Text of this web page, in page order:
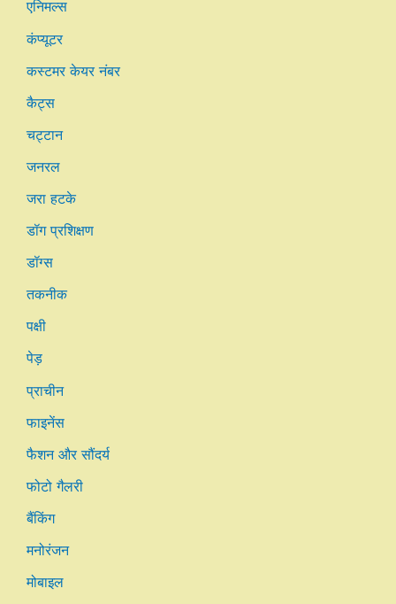
एनिमल्स
कंप्यूटर
कस्टमर केयर नंबर
कैट्स
चट्टान
जनरल
जरा हटके
डॉग प्रशिक्षण
डॉग्स
तकनीक
पक्षी
पेड़
प्राचीन
फाइनेंस
फैशन और सौंदर्य
फोटो गैलरी
बैंकिंग
मनोरंजन
मोबाइल